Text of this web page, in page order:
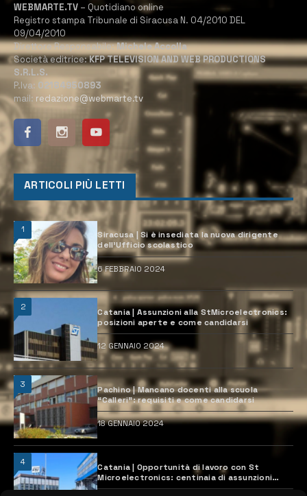
WEBMARTE.TV – Quotidiano online
Registro stampa Tribunale di Siracusa N. 04/2010 DEL
09/04/2010
Direttore Responsabile:Michele Accolla
Società editrice:KFP TELEVISION AND WEB PRODUCTIONS
S.R.L.S.
P.Iva: 02184950893
mail: redazione@webmarte.tv
ARTICOLI PIÙ LETTI
1
Siracusa | Si è insediata la nuova dirigente
dell’Ufficio scolastico
6 FEBBRAIO 2024
2
Catania | Assunzioni alla StMicroelectronics:
posizioni aperte e come candidarsi
12 GENNAIO 2024
3
Pachino | Mancano docenti alla scuola
“Calleri”: requisiti e come candidarsi
18 GENNAIO 2024
4
Catania | Opportunità di lavoro con St
Microelectronics: centinaia di assunzioni
previste